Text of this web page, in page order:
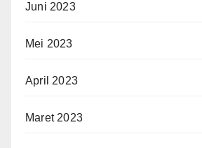
Juni 2023
Mei 2023
April 2023
Maret 2023